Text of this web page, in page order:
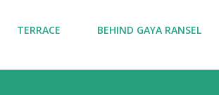
TERRACE BEHIND GAYA RANSEL